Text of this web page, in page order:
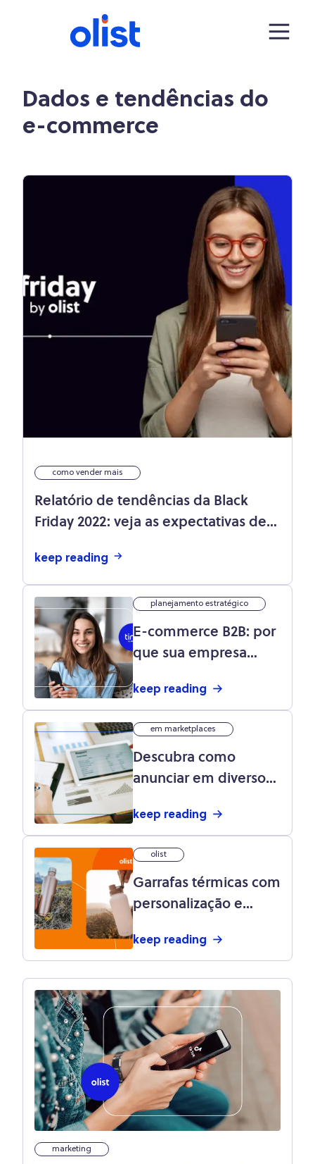
Dados e tendências do
e-commerce
como vender mais
Relatório de tendências da Black
Friday 2022: veja as expectativas de
keep reading
planejamento estratégico
E-commerce B2B: por
que sua empresa
vendas online?
keep reading
em marketplaces
Descubra como
anunciar em diversos
só vez e multiplique
keep reading
olist
Garrafas térmicas com
personalização e
keep reading
marketing